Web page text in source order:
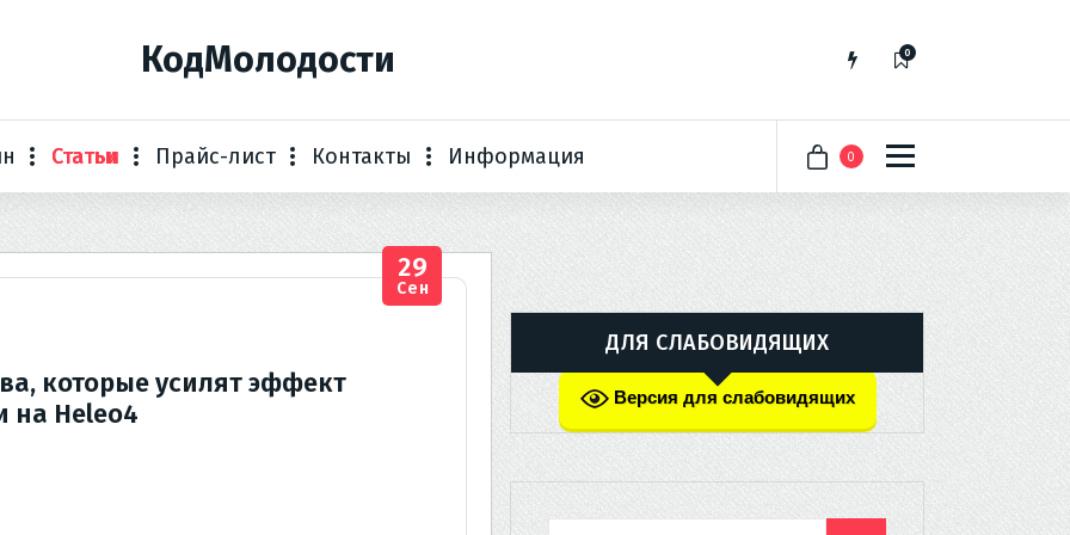
КодМолодости 0
Статьи Прайс-лист Контакты Информация 0
29
Сен
которые усилят эффект
на Heleo4
ДЛЯ СЛАБОВИДЯЩИХ
Версия для слабовидящих